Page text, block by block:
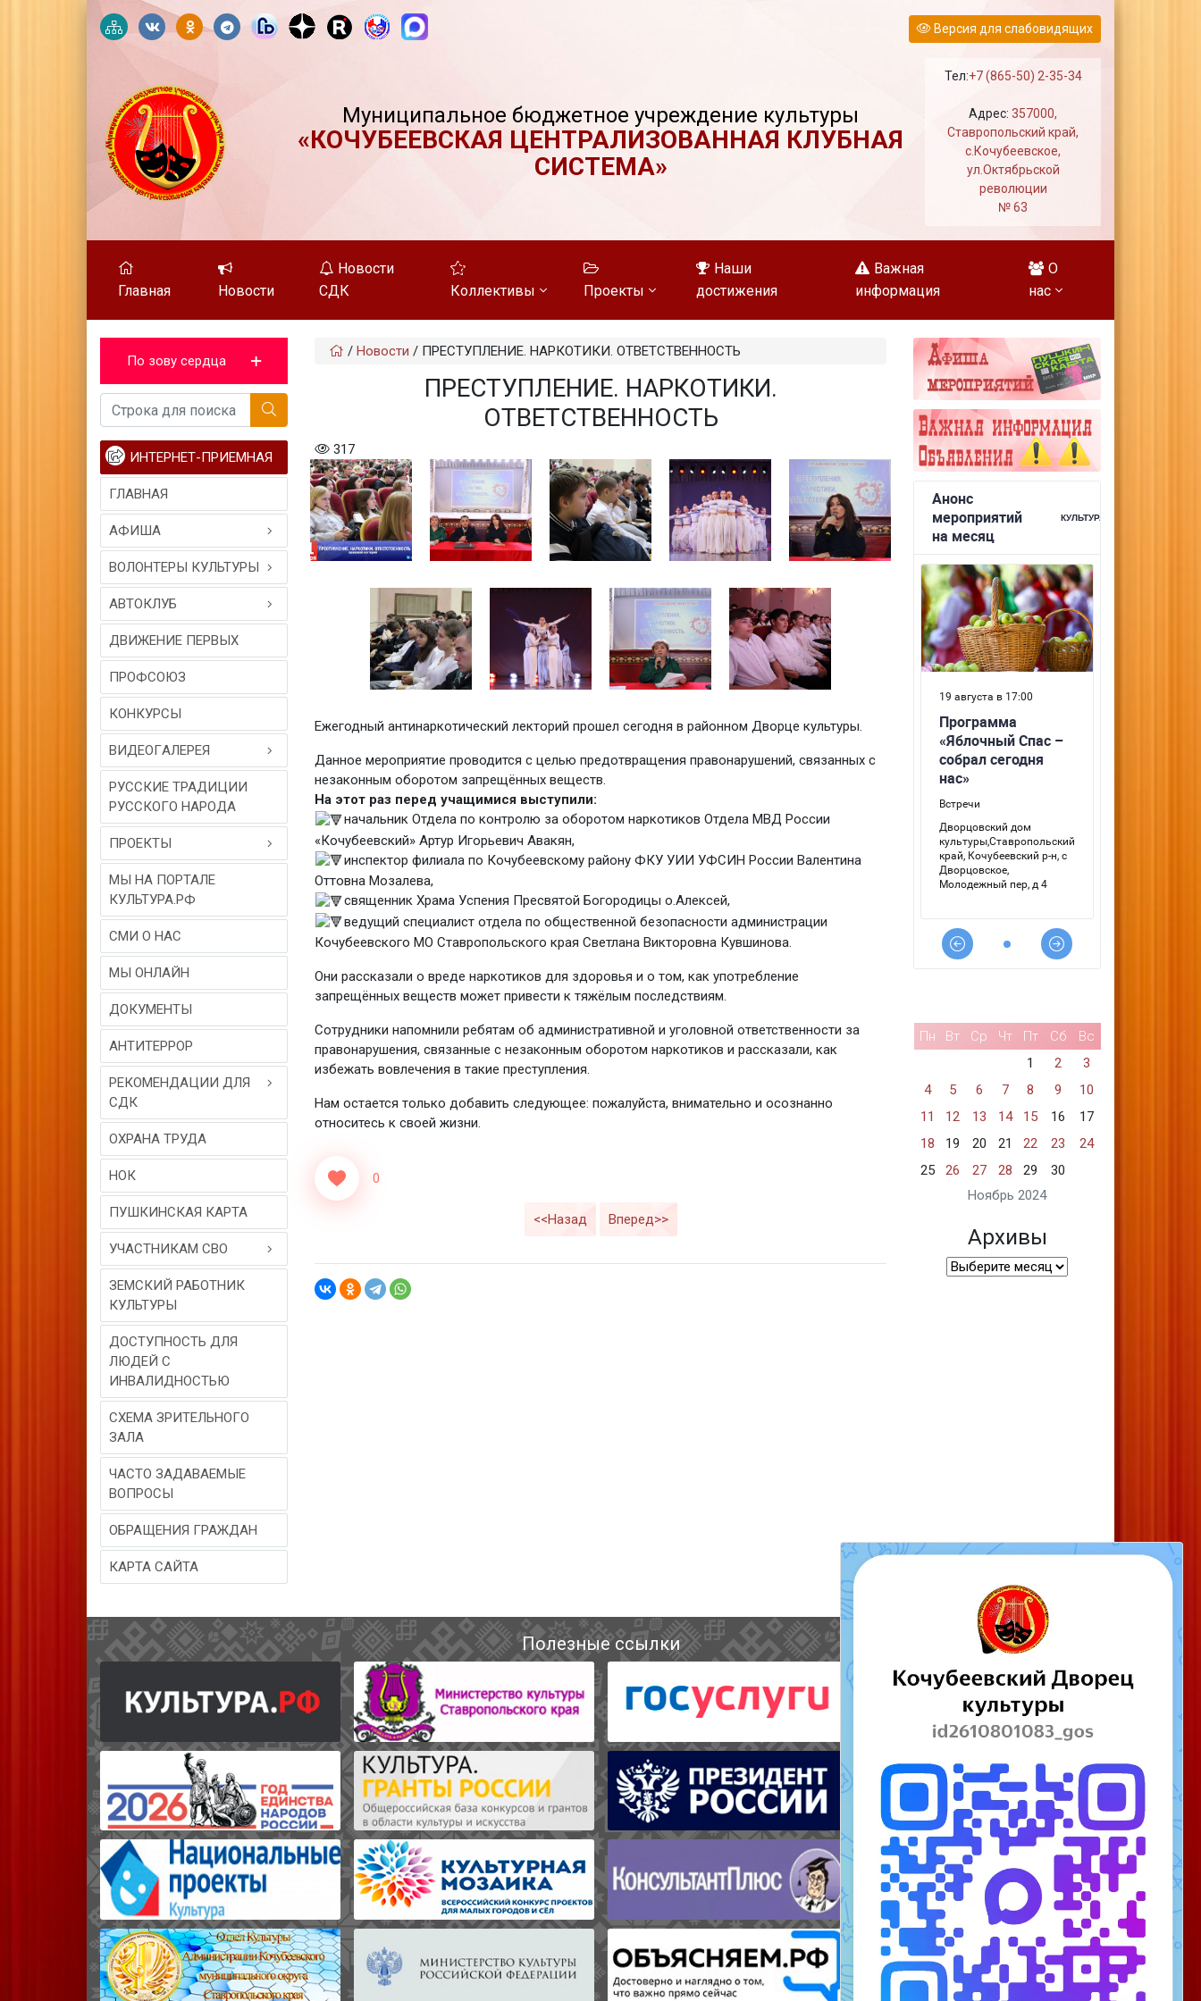
Версия для слабовидящих
Муниципальное бюджетное учреждение культуры
«КОЧУБЕЕВСКАЯ ЦЕНТРАЛИЗОВАННАЯ КЛУБНАЯ
СИСТЕМА»
Тел:+7 (865-50) 2-35-34
Адрес:357000,
Ставропольский край,
с.Кочубеевское,
ул.Октябрьской
революции
№ 63
Главная Новости
Новости
СДК
Коллективы Проекты
Наши
достижения
Важная
информация
О
нас
По зову сердца
ИНТЕРНЕТ-ПРИЕМНАЯ
ГЛАВНАЯ
АФИША
ВОЛОНТЕРЫ КУЛЬТУРЫ
АВТОКЛУБ
ДВИЖЕНИЕ ПЕРВЫХ
ПРОФСОЮЗ
КОНКУРСЫ
ВИДЕОГAЛЕРЕЯ
РУССКИЕ ТРАДИЦИИ
РУССКОГО НАРОДА
ПРОЕКТЫ
МЫ НА ПОРТАЛЕ
КУЛЬТУРА.РФ
СМИ О НАС
МЫ ОНЛАЙН
ДОКУМЕНТЫ
АНТИТЕРРОР
РЕКОМЕНДАЦИИ ДЛЯ
СДК
ОХРАНА ТРУДА
НОК
ПУШКИНСКАЯ КАРТА
УЧАСТНИКАМ СВО
ЗЕМСКИЙ РАБОТНИК
КУЛЬТУРЫ
ДОСТУПНОСТЬ ДЛЯ
ЛЮДЕЙ С
ИНВАЛИДНОСТЬЮ
СХЕМА ЗРИТЕЛЬНОГО
ЗАЛА
ЧАСТО ЗАДАВАЕМЫЕ
ВОПРОСЫ
ОБРАЩЕНИЯ ГРАЖДАН
КАРТА САЙТА
/ Новости / ПРЕСТУПЛЕНИЕ. НАРКОТИКИ. ОТВЕТСТВЕННОСТЬ
ПРЕСТУПЛЕНИЕ. НАРКОТИКИ.
ОТВЕТСТВЕННОСТЬ
317
Ежегодный антинаркотический лекторий прошел сегодня в районном Дворце культуры.
Данное мероприятие проводится с целью предотвращения правонарушений, связанных с
незаконным оборотом запрещённых веществ.
На этот раз перед учащимися выступили:
начальник Отдела по контролю за оборотом наркотиков Отдела МВД России
«Кочубеевский» Артур Игорьевич Авакян,
инспектор филиала по Кочубеевскому району ФКУ УИИ УФСИН России Валентина
Оттовна Мозалева,
священник Храма Успения Пресвятой Богородицы о.Алексей,
ведущий специалист отдела по общественной безопасности администрации
Кочубеевского МО Ставропольского края Светлана Викторовна Кувшинова.
Они рассказали о вреде наркотиков для здоровья и о том, как употребление
запрещённых веществ может привести к тяжёлым последствиям.
Сотрудники напомнили ребятам об административной и уголовной ответственности за
правонарушения, связанные с незаконным оборотом наркотиков и рассказали, как
избежать вовлечения в такие преступления.
Нам остается только добавить следующее: пожалуйста, внимательно и осознанно
относитесь к своей жизни.
0
<<Назад Вперед>>
Ноябрь 2024
Пн Вт Ср Чт Пт Сб
Вс
1
2
3
4
5 6 7 8 9
10
11
12 13 14 15 16
17
18
19 20 21 22 23
24
25
26 27 28 29 30
Архивы
Архивы
Полезные ссылки